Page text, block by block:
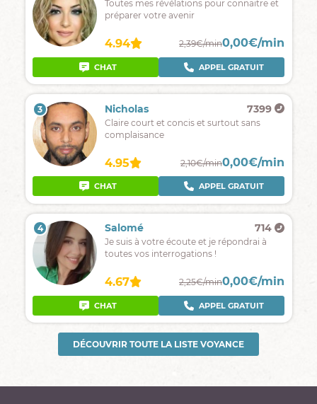
Toutes mes révélations pour connaitre et
préparer votre avenir
4.94 2,39€/min0,00€/min
CHAT APPEL GRATUIT
3 Nicholas 7399
Claire court et concis et surtout sans
complaisance
4.95 2,10€/min0,00€/min
CHAT APPEL GRATUIT
4 Salomé 714
Je suis à votre écoute et je répondrai à
toutes vos interrogations !
4.67 2,25€/min0,00€/min
CHAT APPEL GRATUIT
DÉCOUVRIR TOUTE LA LISTE VOYANCE